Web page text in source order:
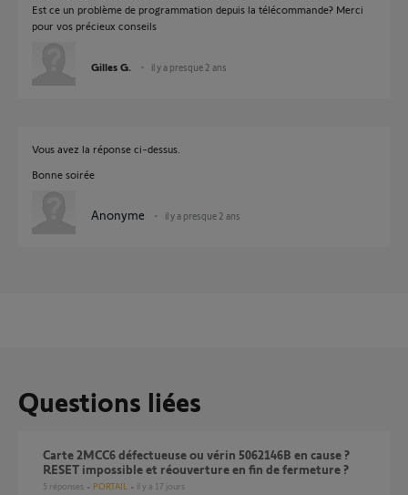
Est ce un problème de programmation depuis la télécommande? Merci
pour vos précieux conseils
Gilles G. il y a presque 2 ans
Vous avez la réponse ci-dessus.
Bonne soirée
Anonyme il y a presque 2 ans
Questions liées
Carte 2MCC6 défectueuse ou vérin 5062146B en cause ?
RESET impossible et réouverture en fin de fermeture ?
5 réponses PORTAIL il y a 17 jours